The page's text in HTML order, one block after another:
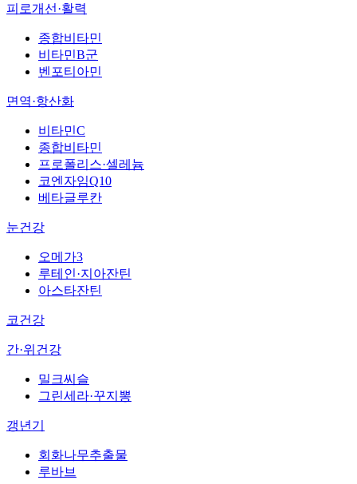
피로개선·활력
종합비타민
비타민B군
벤포티아민
면역·항산화
비타민C
종합비타민
프로폴리스·셀레늄
코엔자임Q10
베타글루칸
눈건강
오메가3
루테인·지아잔틴
아스타잔틴
코건강
간·위건강
밀크씨슬
그린세라·꾸지뽕
갱년기
회화나무추출물
루바브